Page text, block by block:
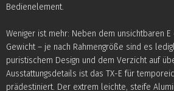
Bedienelement.
Weniger ist mehr: Neben dem unsichtbaren
Gewicht – je nach Rahmengröße sind es
puristischem Design und dem Verzicht auf
Ausstattungsdetails ist das TX-E für
prädestiniert. Der extrem leichte, steife